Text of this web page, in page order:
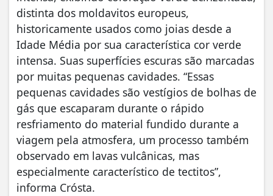
distinta dos moldavitos europeus,
historicamente usados como joias desde a
Idade Média por sua característica cor verde
intensa. Suas superfícies escuras são marcadas
por muitas pequenas cavidades. “Essas
pequenas cavidades são vestígios de bolhas de
gás que escaparam durante o rápido
resfriamento do material fundido durante a
viagem pela atmosfera, um processo também
observado em lavas vulcânicas, mas
especialmente característico de tectitos”,
informa Crósta.